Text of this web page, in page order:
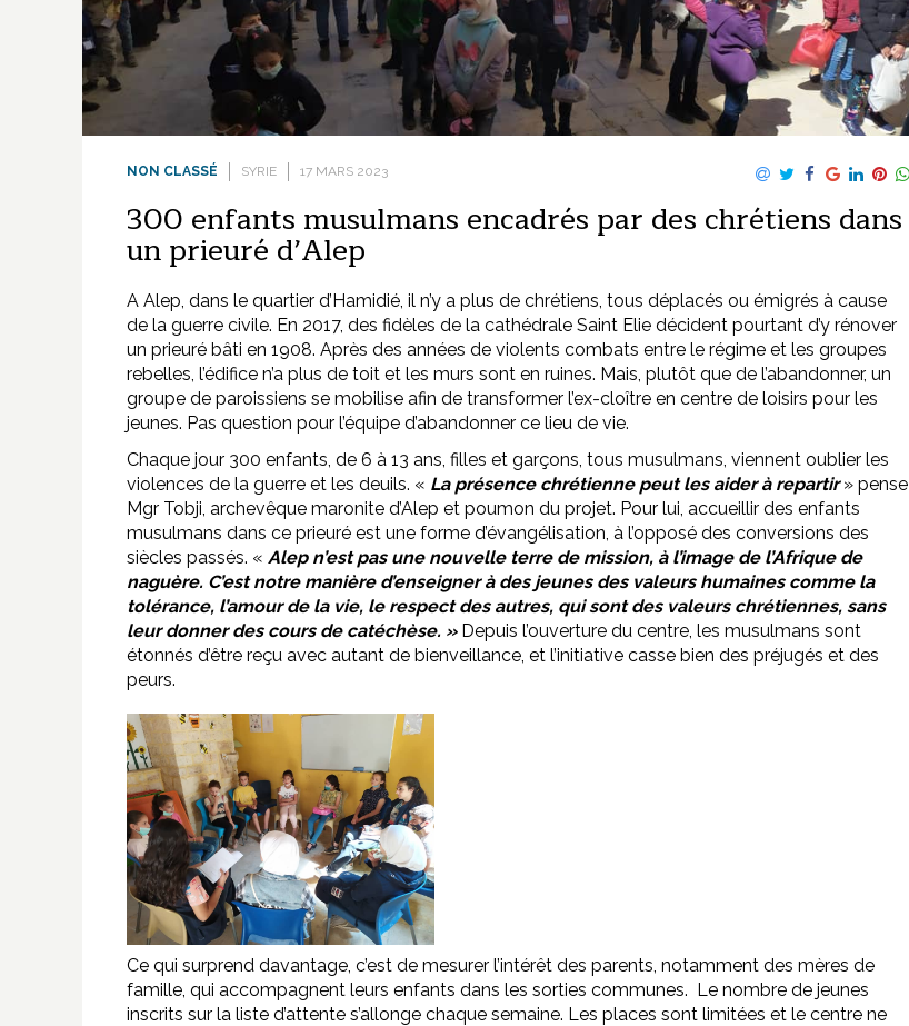
NON CLASSÉ SYRIE 17 MARS 2023
300 enfants musulmans encadrés par des chrétiens dans
un prieuré d’Alep
A Alep, dans le quartier d’Hamidié, il n’y a plus de chrétiens, tous déplacés ou émigrés à cause
de la guerre civile. En 2017, des fidèles de la cathédrale Saint Elie décident pourtant d’y rénover
un prieuré bâti en 1908. Après des années de violents combats entre le régime et les groupes
rebelles, l’édifice n’a plus de toit et les murs sont en ruines. Mais, plutôt que de l’abandonner, un
groupe de paroissiens se mobilise afin de transformer l’ex-cloître en centre de loisirs pour les
jeunes. Pas question pour l’équipe d’abandonner ce lieu de vie.
Chaque jour 300 enfants, de 6 à 13 ans, filles et garçons, tous musulmans, viennent oublier les
violences de la guerre et les deuils. « La présence chrétienne peut les aider à repartir» pense
Mgr Tobji, archevêque maronite d’Alep et poumon du projet. Pour lui, accueillir des enfants
musulmans dans ce prieuré est une forme d’évangélisation, à l’opposé des conversions des
siècles passés. « Alep n’est pas une nouvelle terre de mission, à l’image de l’Afrique de
naguère. C’est notre manière d’enseigner à des jeunes des valeurs humaines comme la
tolérance, l’amour de la vie, le respect des autres, qui sont des valeurs chrétiennes, sans
leur donner des cours de catéchèse. » Depuis l’ouverture du centre, les musulmans sont
étonnés d’être reçu avec autant de bienveillance, et l’initiative casse bien des préjugés et des
peurs.
Ce qui surprend davantage, c’est de mesurer l’intérêt des parents, notamment des mères de
famille, qui accompagnent leurs enfants dans les sorties communes. Le nombre de jeunes
inscrits sur la liste d’attente s’allonge chaque semaine. Les places sont limitées et le centre ne